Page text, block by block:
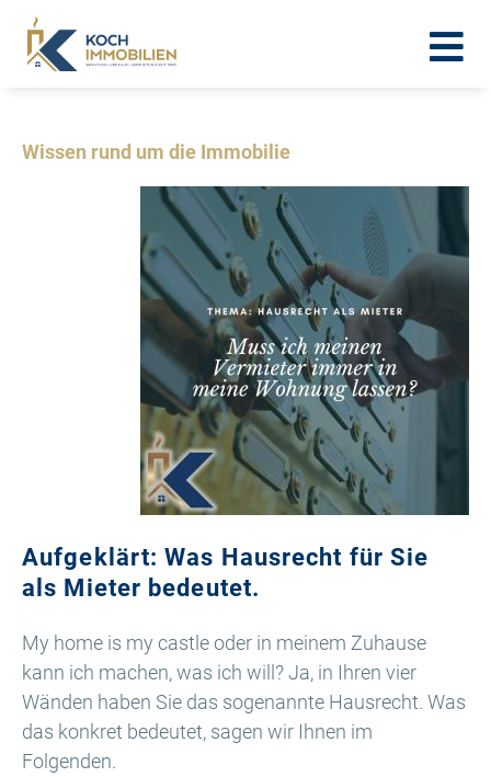
Wissen rund um die Immobilie
Aufgeklärt: Was Hausrecht für Sie
als Mieter bedeutet.
My home is my castle oder in meinem Zuhause
kann ich machen, was ich will? Ja, in Ihren vier
Wänden haben Sie das sogenannte Hausrecht. Was
das konkret bedeutet, sagen wir Ihnen im
Folgenden.